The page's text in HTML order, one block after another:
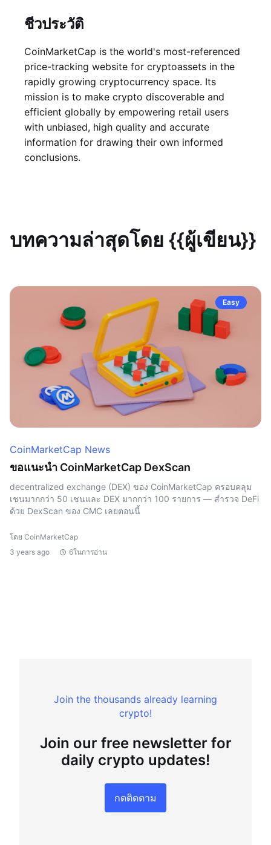
ชีวประวัติ
CoinMarketCap is the world's most-referenced
price-tracking website for cryptoassets in the
rapidly growing cryptocurrency space. Its
mission is to make crypto discoverable and
efficient globally by empowering retail users
with unbiased, high quality and accurate
information for drawing their own informed
conclusions.
บทความล่าสุดโดย {{ผู้เขียน}}
Easy
CoinMarketCap News
ขอแนะนำ CoinMarketCap DexScan
decentralized exchange (DEX) ของ CoinMarketCap ครอบคลุม
เชนมากกว่า 50 เชนและ DEX มากกว่า 100 รายการ — สำรวจ DeFi
ด้วย DexScan ของ CMC เลยตอนนี้
โดย CoinMarketCap
3 years ago
6ในการอ่าน
Join the thousands already learning
crypto!
Join our free newsletter for
daily crypto updates!
กดติดตาม